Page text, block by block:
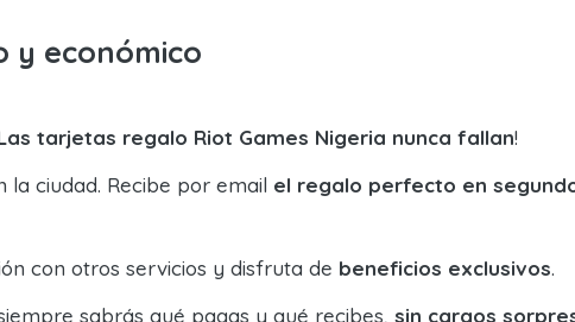
y económico
tarjetas regalo Riot Games Nigeria nunca fallan!
la ciudad. Recibe por email el regalo perfecto en
con otros servicios y disfruta de beneficios exclusivos.
sabrás qué pagas y qué recibes, sin cargos